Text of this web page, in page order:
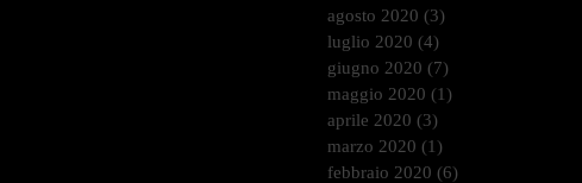
agosto 2020 (3)
luglio 2020 (4)
giugno 2020 (7)
maggio 2020 (1)
aprile 2020 (3)
marzo 2020 (1)
febbraio 2020 (6)